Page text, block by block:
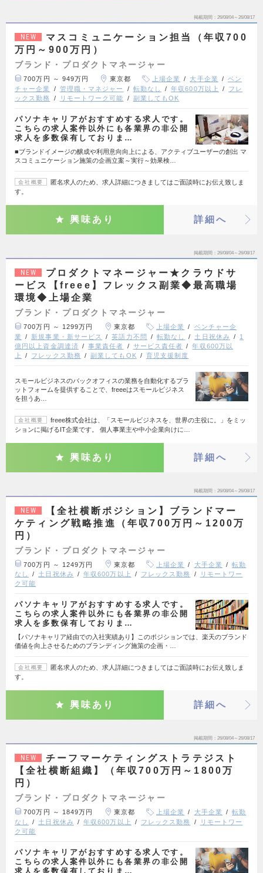
掲載期間 26/08/04～26/08/17
NEW
マスコミュニケーション担当（年収700
万円～900万円）
ブランド・プロダクトマネージャー
700万円 ～ 949万円 東京都 上場企業 大手企業
ベン
チャー企業
管理職・マネジャー 転勤なし 年収600万以上
フレ
ックス勤務
リモートワーク可能 副業してもOK
パソナキャリアがおすすめする求人です。
こちらの求人案件以外にも各業界の非公開
求人を多数保有しておりま…
■ブランドイメージの醸成や利用意向向上による、アクティブユーザーの創出 マ
スコミュニケーション施策の企画立案～実行～効果検…
会社概要
匿名求人のため、求人詳細につきましてはご面談時にお伝え致しま
す。
興味あり 詳細へ
掲載期間 26/08/04～26/08/17
NEW
プロダクトマネージャー★クラウドサ
ービス【freee】フレックス副業◆最高職場
環境◆上場企業
ブランド・プロダクトマネージャー
700万円 ～ 1299万円 東京都 上場企業
ベンチャー企
業
新規事業・新サービス 英語力不問 転勤なし 土日祝休み
1
億円以上資金調達済
事業責任者 サービス責任者
年収600万以
上
フレックス勤務 副業してもOK 育児支援制度
スモールビジネスのバックオフィスの業務を自動化するプラ
ットフォームを提供することで、freeeはスモールビジネス
を担うあ…
会社概要
freee株式会社は、「スモールビジネスを、世界の主役に。」をミッ
ションに掲げるIT企業です。 個人事業主や中小企業向けに…
興味あり 詳細へ
掲載期間 26/08/04～26/08/17
NEW
【全社横断ポジション】ブランドマー
ケティング戦略推進（年収700万円～1200万
円）
ブランド・プロダクトマネージャー
700万円 ～ 1249万円 東京都 上場企業 大手企業
転勤
なし
土日祝休み 年収600万以上 フレックス勤務
リモートワー
ク可能
パソナキャリアがおすすめする求人です。
こちらの求人案件以外にも各業界の非公開
求人を多数保有しておりま…
【パソナキャリア経由での入社実績あり】このポジションでは、楽天のブランド
価値を向上させるためのブランディング施策の企画・…
会社概要
匿名求人のため、求人詳細につきましてはご面談時にお伝え致しま
す。
興味あり 詳細へ
掲載期間 26/08/04～26/08/17
NEW
チーフマーケティングストラテジスト
【全社横断組織】（年収700万円～1800万
円）
ブランド・プロダクトマネージャー
700万円 ～ 1849万円 東京都 上場企業 大手企業
転勤
なし
土日祝休み 年収600万以上 フレックス勤務
リモートワー
ク可能
パソナキャリアがおすすめする求人です。
こちらの求人案件以外にも各業界の非公開
求人を多数保有しておりま…